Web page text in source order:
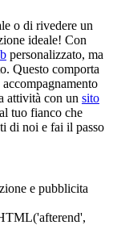
o di rivedere un
ideale! Con
personalizzato, ma
Questo comporta
attività con un sito
tuo fianco che
di noi e fai il passo